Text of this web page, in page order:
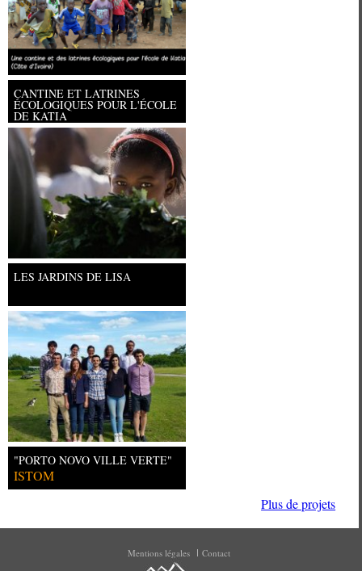
CANTINE ET LATRINES
ÉCOLOGIQUES POUR L'ÉCOLE
DE KATIA
Université Paris Ouest Nanterre la
LES JARDINS DE LISA
"PORTO NOVO VILLE VERTE"
ISTOM
Plus de projets
Mentions légales Contact